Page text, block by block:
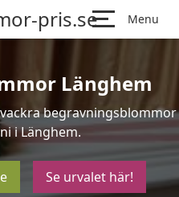
pris.se Menu
Länghem
begravningsblommor
i Länghem.
Se urvalet här!